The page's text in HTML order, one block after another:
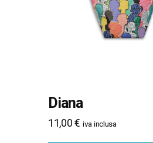
Diana
11,00€ iva inclusa